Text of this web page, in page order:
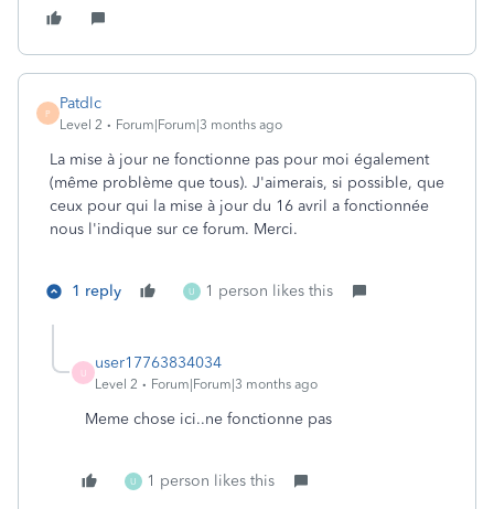
P
Patdlc
Level 2 Forum|Forum|3 months ago
La mise à jour ne fonctionne pas pour moi également
(même problème que tous). J'aimerais, si possible, que
ceux pour qui la mise à jour du 16 avril a fonctionnée
nous l'indique sur ce forum. Merci.
1 reply U 1 person likes this
U
user17763834034
Level 2 Forum|Forum|3 months ago
Meme chose ici..ne fonctionne pas
U 1 person likes this